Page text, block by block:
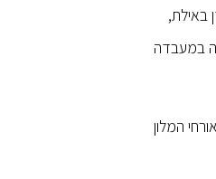
דן באילת,
במעבדה
המלון